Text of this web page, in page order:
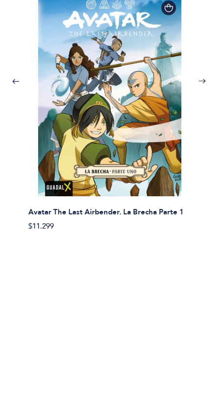
Avatar The Last Airbender. La Brecha Parte 1
$11.299